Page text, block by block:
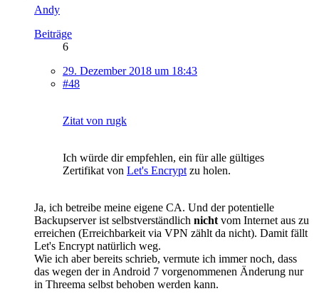
Andy
Beiträge
6
29. Dezember 2018 um 18:43
#48
Zitat von rugk
Ich würde dir empfehlen, ein für alle gültiges
Zertifikat von Let's Encrypt zu holen.
Ja, ich betreibe meine eigene CA. Und der potentielle
Backupserver ist selbstverständlich nicht vom Internet aus zu
erreichen (Erreichbarkeit via VPN zählt da nicht). Damit fällt
Let's Encrypt natürlich weg.
Wie ich aber bereits schrieb, vermute ich immer noch, dass
das wegen der in Android 7 vorgenommenen Änderung nur
in Threema selbst behoben werden kann.